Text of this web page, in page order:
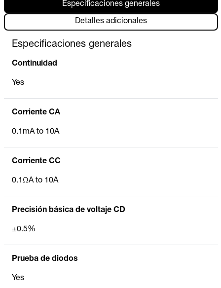
Especificaciones generales
Detalles adicionales
Especificaciones generales
Continuidad
Yes
Corriente CA
0.1mA to 10A
Corriente CC
0.1ΩA to 10A
Precisión básica de voltaje CD
±0.5%
Prueba de diodos
Yes